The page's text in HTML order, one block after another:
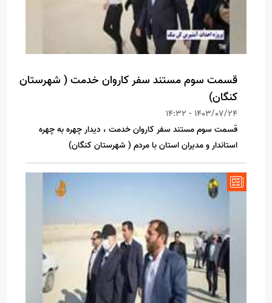
قسمت سوم مستند سفر کاروان خدمت ( شهرستان
کنگان)
1403/07/24 - 14:32
قسمت سوم مستند سفر کاروان خدمت ، دیدار چهره به چهره
استاندار و مدیران استان با مردم ( شهرستان کنگان)